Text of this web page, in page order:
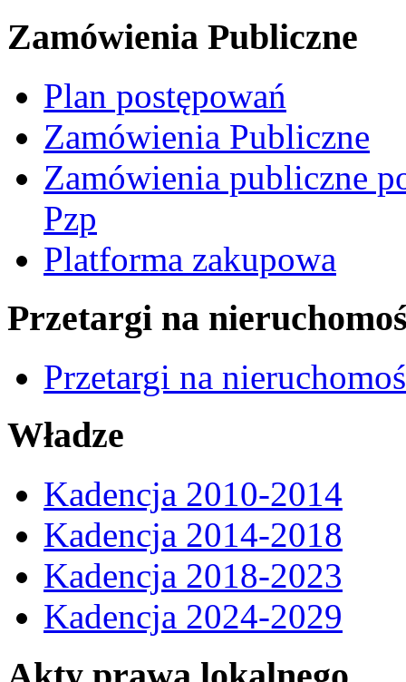
Zamówienia Publiczne
Plan postępowań
Zamówienia Publiczne
Zamówienia publiczne
Pzp
Platforma zakupowa
Przetargi na
Przetargi na
Władze
Kadencja 2010-2014
Kadencja 2014-2018
Kadencja 2018-2023
Kadencja 2024-2029